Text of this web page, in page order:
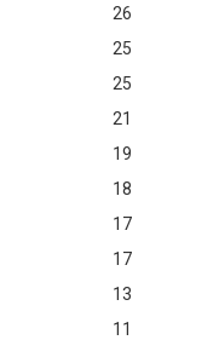
26
25
25
21
19
18
17
17
13
11